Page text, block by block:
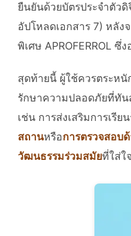
ยืนยันด้วยบัตรประจำตัว
อัปโหลดเอกสาร 7) หลั
พิเศษ APROFERROL
สุดท้ายนี้ ผู้ใช้ควรตระห
รักษาความปลอดภัยที่ทัน
เช่น การส่งเสริมการเรีย
สถานหรือการตรวจสอบ
วัฒนธรรมร่วมสมัยที่ใส่ใ